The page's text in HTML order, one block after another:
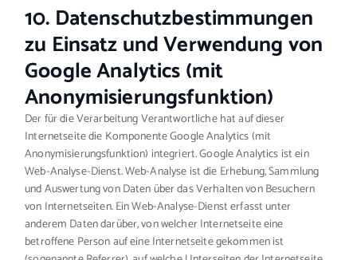
10. Datenschutzbestimmungen
zu Einsatz und Verwendung von
Google Analytics (mit
Anonymisierungsfunktion)
Der für die Verarbeitung Verantwortliche hat auf dieser
Internetseite die Komponente Google Analytics (mit
Anonymisierungsfunktion) integriert. Google Analytics ist ein
Web-Analyse-Dienst. Web-Analyse ist die Erhebung, Sammlung
und Auswertung von Daten über das Verhalten von Besuchern
von Internetseiten. Ein Web-Analyse-Dienst erfasst unter
anderem Daten darüber, von welcher Internetseite eine
betroffene Person auf eine Internetseite gekommen ist